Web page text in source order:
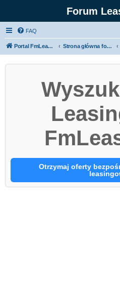
Forum
FAQ
Portal FmLeasing.pl Strona główna forum
Otrzymaj oferty